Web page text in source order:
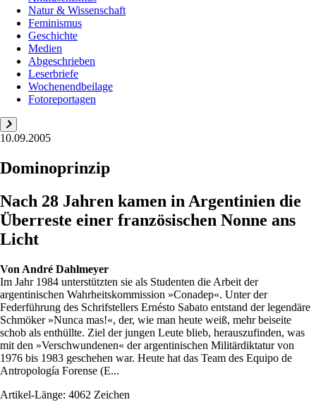
Natur & Wissenschaft
Feminismus
Geschichte
Medien
Abgeschrieben
Leserbriefe
Wochenendbeilage
Fotoreportagen
10.09.2005
Dominoprinzip
Nach 28 Jahren kamen in Argentinien die
Überreste einer französischen Nonne ans
Licht
Von André Dahlmeyer
Im Jahr 1984 unterstützten sie als Studenten die Arbeit der
argentinischen Wahrheitskommission »Conadep«. Unter der
Federführung des Schrifstellers Ernésto Sabato entstand der legendäre
Schmöker »Nunca mas!«, der, wie man heute weiß, mehr beiseite
schob als enthüllte. Ziel der jungen Leute blieb, herauszufinden, was
mit den »Verschwundenen« der argentinischen Militärdiktatur von
1976 bis 1983 geschehen war. Heute hat das Team des Equipo de
Antropología Forense (E...
Artikel-Länge: 4062 Zeichen